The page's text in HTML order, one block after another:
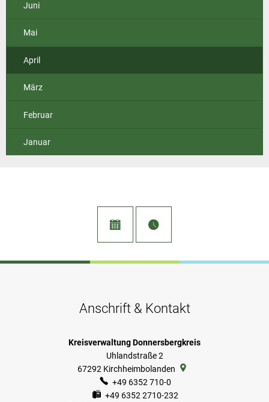
Juni
Mai
April
März
Februar
Januar
Anschrift & Kontakt
Kreisverwaltung Donnersbergkreis
Uhlandstraße 2
67292 Kirchheimbolanden
+49 6352 710-0
+49 6352 2710-232